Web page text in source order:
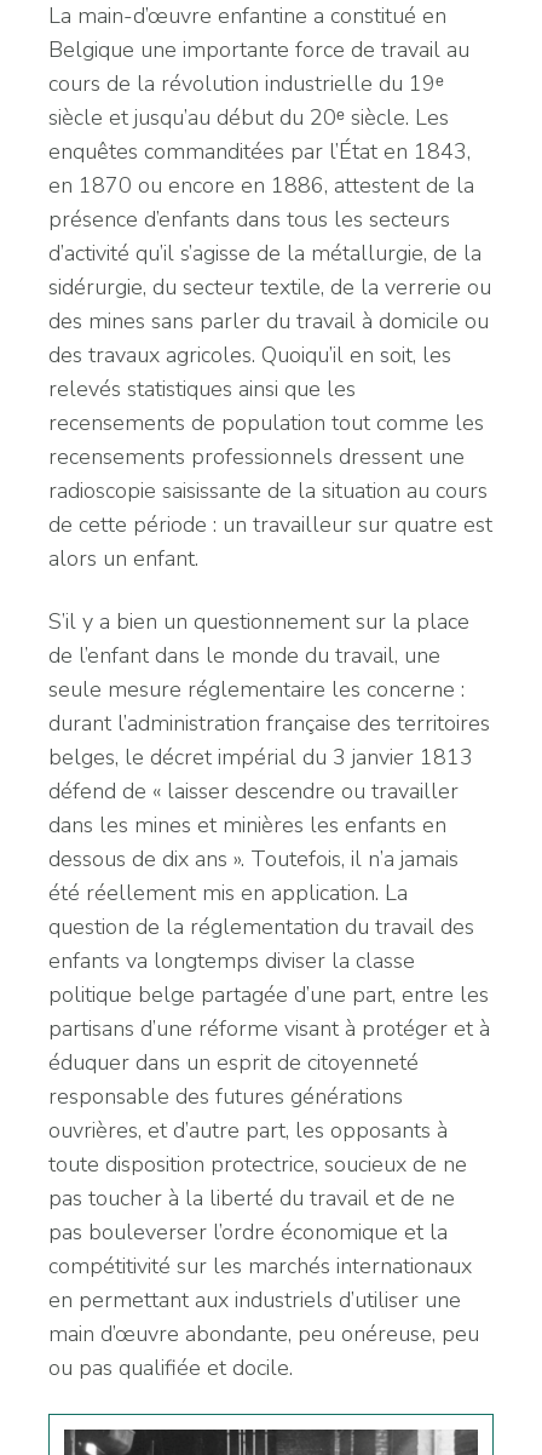
La main-d’œuvre enfantine a constitué en
Belgique une importante force de travail au
cours de la révolution industrielle du 19ᵉ
siècle et jusqu’au début du 20ᵉ siècle. Les
enquêtes commanditées par l’État en 1843,
en 1870 ou encore en 1886, attestent de la
présence d’enfants dans tous les secteurs
d’activité qu’il s’agisse de la métallurgie, de la
sidérurgie, du secteur textile, de la verrerie ou
des mines sans parler du travail à domicile ou
des travaux agricoles. Quoiqu’il en soit, les
relevés statistiques ainsi que les
recensements de population tout comme les
recensements professionnels dressent une
radioscopie saisissante de la situation au cours
de cette période : un travailleur sur quatre est
alors un enfant.
S’il y a bien un questionnement sur la place
de l’enfant dans le monde du travail, une
seule mesure réglementaire les concerne :
durant l’administration française des territoires
belges, le décret impérial du 3 janvier 1813
défend de « laisser descendre ou travailler
dans les mines et minières les enfants en
dessous de dix ans ». Toutefois, il n’a jamais
été réellement mis en application. La
question de la réglementation du travail des
enfants va longtemps diviser la classe
politique belge partagée d’une part, entre les
partisans d’une réforme visant à protéger et à
éduquer dans un esprit de citoyenneté
responsable des futures générations
ouvrières, et d’autre part, les opposants à
toute disposition protectrice, soucieux de ne
pas toucher à la liberté du travail et de ne
pas bouleverser l’ordre économique et la
compétitivité sur les marchés internationaux
en permettant aux industriels d’utiliser une
main d’œuvre abondante, peu onéreuse, peu
ou pas qualifiée et docile.